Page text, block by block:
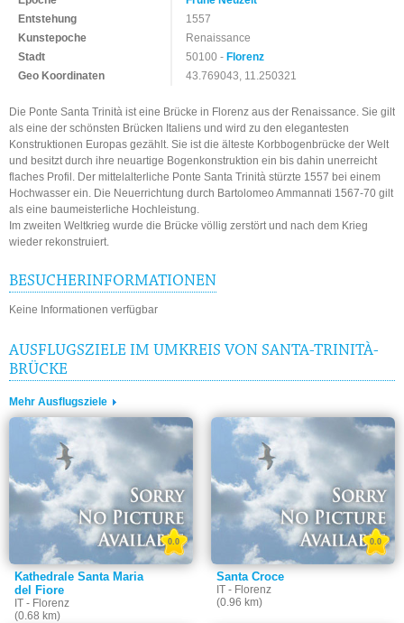
Entstehung
1557
Kunstepoche
Renaissance
Stadt
50100 -Florenz
Geo Koordinaten
43.769043, 11.250321
Die Ponte Santa Trinità ist eine Brücke in Florenz aus der Renaissance. Sie gilt
als eine der schönsten Brücken Italiens und wird zu den elegantesten
Konstruktionen Europas gezählt. Sie ist die älteste Korbbogenbrücke der Welt
und besitzt durch ihre neuartige Bogenkonstruktion ein bis dahin unerreicht
flaches Profil. Der mittelalterliche Ponte Santa Trinità stürzte 1557 bei einem
Hochwasser ein. Die Neuerrichtung durch Bartolomeo Ammannati 1567-70 gilt
als eine baumeisterliche Hochleistung.
Im zweiten Weltkrieg wurde die Brücke völlig zerstört und nach dem Krieg
wieder rekonstruiert.
BESUCHERINFORMATIONEN
Keine Informationen verfügbar
AUSFLUGSZIELE IM UMKREIS VON SANTA-TRINITÀ-
BRÜCKE
Mehr Ausflugsziele
Kathedrale Santa Maria
del Fiore
IT - Florenz
(0.68 km)
0.0
Santa Croce
IT - Florenz
(0.96 km)
0.0